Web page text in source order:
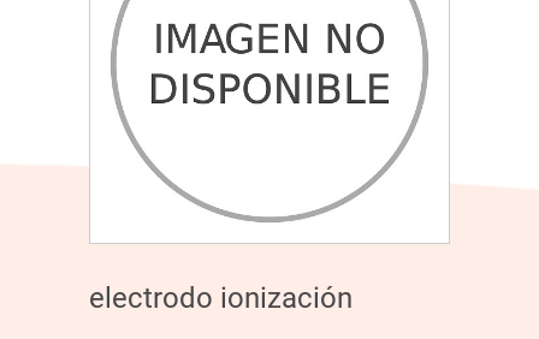
electrodo ionización